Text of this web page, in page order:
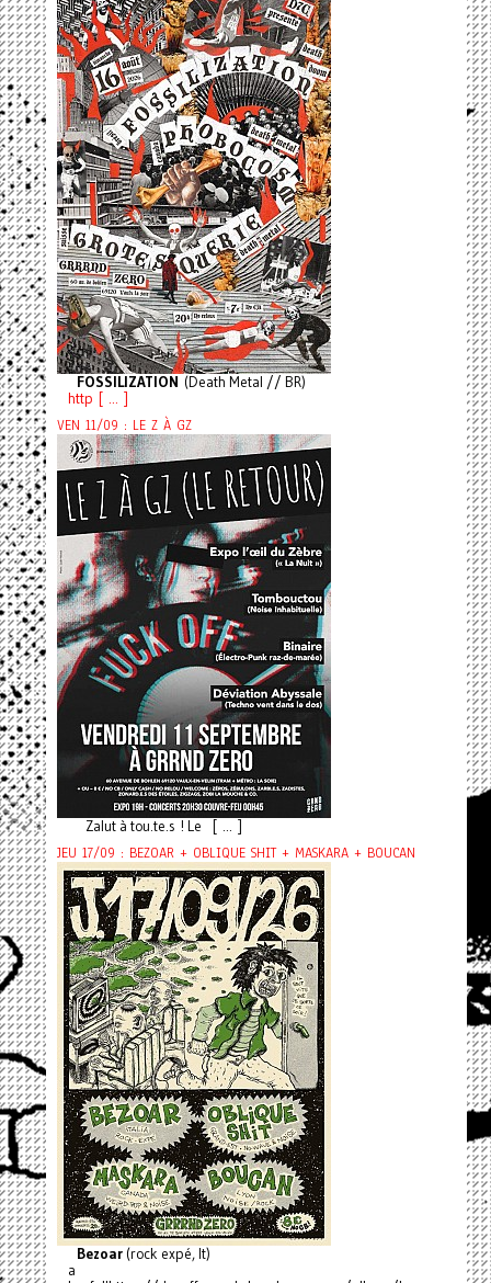
FOSSILIZATION (Death Metal // BR)
http [ ... ]
VEN 11/09 : LE Z À GZ
Zalut à tou.te.s ! Le [ ... ]
JEU 17/09 : BEZOAR + OBLIQUE SHIT + MASKARA + BOUCAN
Bezoar(rock expé, It)
a